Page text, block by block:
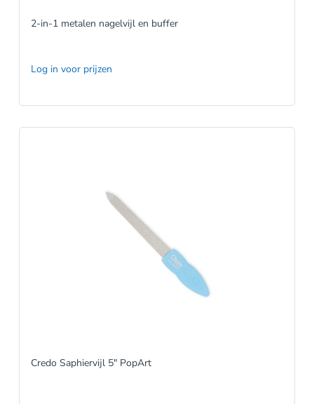
2-in-1 metalen nagelvijl en buffer
Log in voor prijzen
Credo Saphiervijl 5″ PopArt